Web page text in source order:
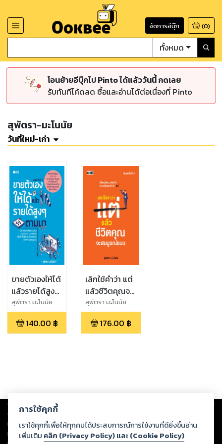
จัดการอีบุ๊ก (0)
ทั้งหมด
โอนย้ายอีบุ๊กไป Pinto ได้แล้ววันนี้ กดเลย
รับทันทีโค้ดลด ซื้อและอ่านได้ต่อเนื่องที่ Pinto
สุพัตรา-มะโนนัย
วันที่ใหม่-เก่า
ขายตัวเองให้ได้
แล้วรายได้สูงๆ
จะตามมา
สุพัตรา มะโนนัย
140.00 ฿
เลิกใช้คำว่า แต่
แล้วชีวิตคุณจะ
สมบุรณ์แบบ
สุพัตรา มะโนนัย
176.00 ฿
Copyright © 2026
ต่อผลงานหรือเนื้อหาใดที่อัปโหลดผ่านเว็บไซต์และปรากฏว่าละเมิดสิทธิใน
ทรัพย์สินทางปัญญาของบุคคลอื่นหรือขัดต่อกฎหมายและศีลธรรม ดังนั้น ผู้อ่าน
ทุกท่านโปรดใช้วิจารณญาณในการกลั่นกรองด้วยตนเอง และหากท่านพบว่าส่วน
การใช้คุกกี้
เราใช้คุกกี้เพื่อให้ทุกคนได้ประสบการณ์การใช้งานที่ดียิ่งขึ้นอ่าน
เพิ่มเติม คลิก (Privacy Policy) และ (Cookie Policy)